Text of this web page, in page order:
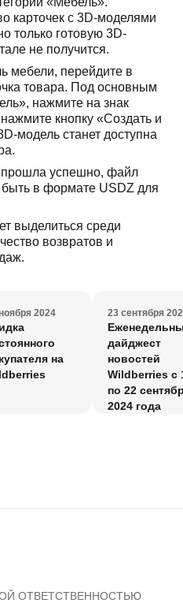
карточек с 3D-моделями
только готовую 3D-
не получится.
мебели, перейдите в
товара. Под основным
нажмите на знак
кнопку «Создать и
модель станет доступна
прошла успешно, файл
в формате USDZ для
выделиться среди
возвратов и
2024
на
23 сентября
дайджест
новостей
Wildberries с
по 22
2024 года
ОТВЕТСТВЕННОСТЬЮ